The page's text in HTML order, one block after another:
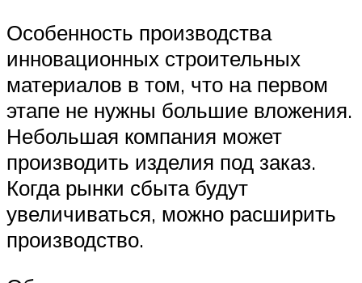
Особенность производства
инновационных строительных
материалов в том, что на первом
этапе не нужны большие вложения.
Небольшая компания может
производить изделия под заказ.
Когда рынки сбыта будут
увеличиваться, можно расширить
производство.